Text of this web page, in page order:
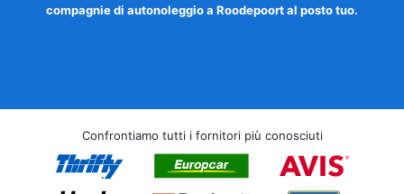
compagnie di autonoleggio a Roodepoort al posto tuo.
Confrontiamo tutti i fornitori più conosciuti